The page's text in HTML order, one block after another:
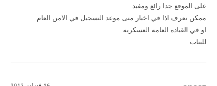
على الموقع جدا رائع ومفيد
ممكن نعرف اذا في اخبار متى موعد التسجيل في الامن العام
او في القياده العامه العسكريه
للبنات